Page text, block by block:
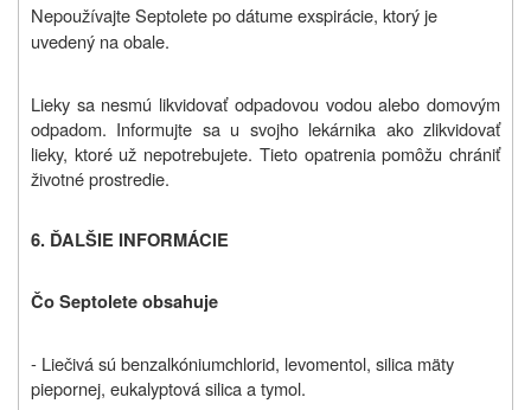
Nepoužívajte Septolete po dátume exspirácie, ktorý je
uvedený na obale.
Lieky sa nesmú likvidovať odpadovou vodou alebo domovým
odpadom. Informujte sa u svojho lekárnika ako zlikvidovať
lieky, ktoré už nepotrebujete. Tieto opatrenia pomôžu chrániť
životné prostredie.
6. ĎALŠIE INFORMÁCIE
Čo Septolete obsahuje
- Liečivá sú benzalkóniumchlorid, levomentol, silica mäty
piepornej, eukalyptová silica a tymol.